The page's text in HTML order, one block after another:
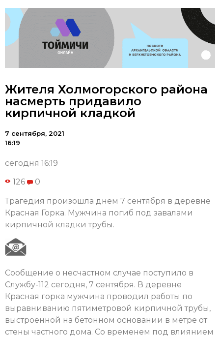
Жителя Холмогорского района
насмерть придавило
кирпичной кладкой
7 сентября, 2021
16:19
сегодня 16:19
126 0
Трагедия произошла днем 7 сентября в деревне
Красная Горка. Мужчина погиб под завалами
кирпичной кладки трубы.
Сообщение о несчастном случае поступило в
Службу-112 сегодня, 7 сентября. В деревне
Красная горка мужчина проводил работы по
выравниванию пятиметровой кирпичной трубы,
выстроенной на бетонном основании в метре от
стены частного дома. Со временем под влиянием